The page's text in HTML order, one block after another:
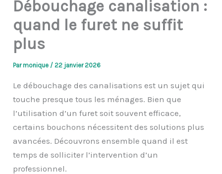
Débouchage canalisation :
quand le furet ne suffit
plus
Parmonique /22 janvier 2026
Le débouchage des canalisations est un sujet qui
touche presque tous les ménages. Bien que
l’utilisation d’un furet soit souvent efficace,
certains bouchons nécessitent des solutions plus
avancées. Découvrons ensemble quand il est
temps de solliciter l’intervention d’un
professionnel.